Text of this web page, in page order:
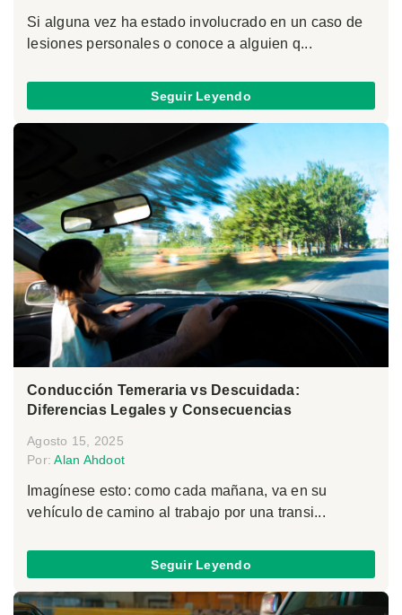
Si alguna vez ha estado involucrado en un caso de
lesiones personales o conoce a alguien q...
Seguir Leyendo
Conducción Temeraria vs Descuidada:
Diferencias Legales y Consecuencias
Agosto 15, 2025
Por:Alan Ahdoot
Imagínese esto: como cada mañana, va en su
vehículo de camino al trabajo por una transi...
Seguir Leyendo